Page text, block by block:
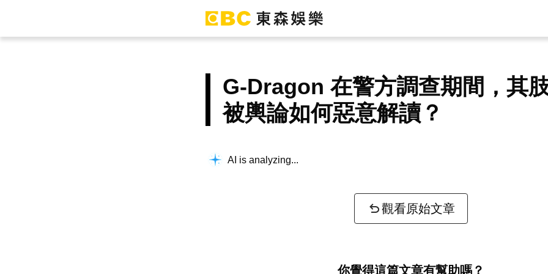
G-Dragon 在警方調查期間，其
被輿論如何惡意解讀？
AI is analyzing...
觀看原始文章
你覺得這篇文章有幫助嗎？